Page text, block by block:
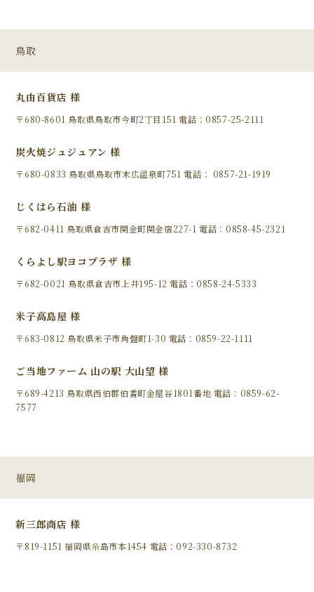
鳥取
丸由百貨店 様
〒680-8601 鳥取県鳥取市今町2丁目151 電話：0857-25-2111
炭火焼ジュジュアン 様
〒680-0833 鳥取県鳥取市末広温泉町751 電話： 0857-21-1919
じくはら石油 様
〒682-0411 鳥取県倉吉市関金町関金宿227-1 電話：0858-45-2321
くらよし駅ヨコプラザ 様
〒682-0021 鳥取県倉吉市上井195-12 電話：0858-24-5333
米子高島屋 様
〒683-0812 鳥取県米子市角盤町1-30 電話：0859-22-1111
ご当地ファーム 山の駅 大山望 様
〒689-4213 鳥取県西伯郡伯耆町金屋谷1801番地 電話：0859-62-
7577
福岡
新三郎商店 様
〒819-1151 福岡県糸島市本1454 電話：092-330-8732